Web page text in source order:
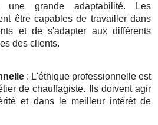
une grande adaptabilité. Les
être capables de travailler dans
et de s'adapter aux différents
des clients.
: L'éthique professionnelle est
de chauffagiste. Ils doivent agir
et dans le meilleur intérêt de